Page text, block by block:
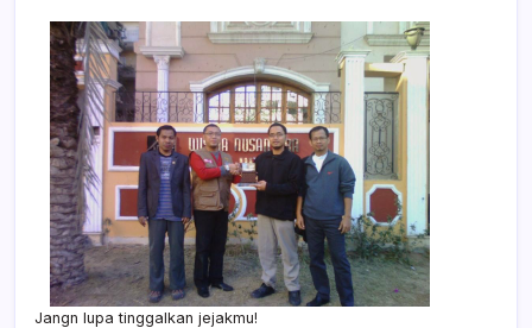
Jangn lupa tinggalkan jejakmu!